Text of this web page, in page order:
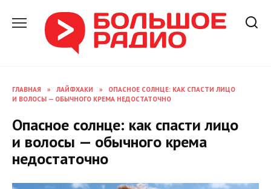
содержанию
ГЛАВНАЯ » ЛАЙФХАКИ »
ОПАСНОЕ СОЛНЦЕ: КАК СПАСТИ ЛИЦО
И ВОЛОСЫ — ОБЫЧНОГО КРЕМА НЕДОСТАТОЧНО
Опасное солнце: как спасти лицо
и волосы — обычного крема
недостаточно